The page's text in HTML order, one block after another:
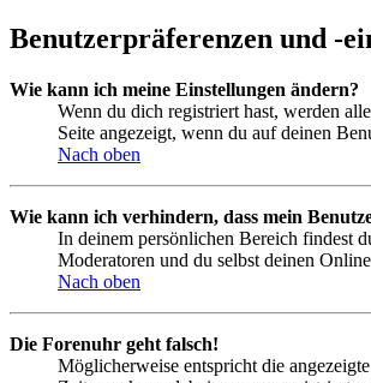
Benutzerpräferenzen und -
Wie kann ich meine Einstellungen ändern?
Wenn du dich registriert hast, werden
Seite angezeigt, wenn du auf deinen
Nach oben
Wie kann ich verhindern, dass mein
In deinem persönlichen Bereich findest
Moderatoren und du selbst deinen
Nach oben
Die Forenuhr geht falsch!
Möglicherweise entspricht die